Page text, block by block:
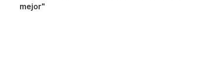
mejor"